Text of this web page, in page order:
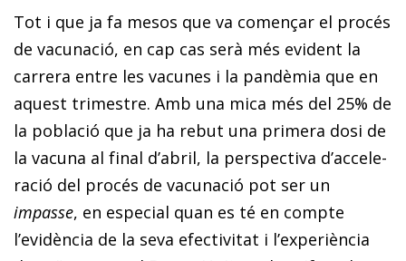
Tot i que ja fa mesos que va començar el procés
de vacunació, en cap cas serà més evident la
carrera entre les vacunes i la pandèmia que en
aquest trimestre. Amb una mica més del 25% de
la població que ja ha rebut una primera dosi de
la vacuna al final d’abril, la perspectiva d’acce­­le­­
ració del procés de vacunació pot ser un
impasse, en especial quan es té en compte
l’evidència de la seva efectivitat i l’ex­­pe­­riència